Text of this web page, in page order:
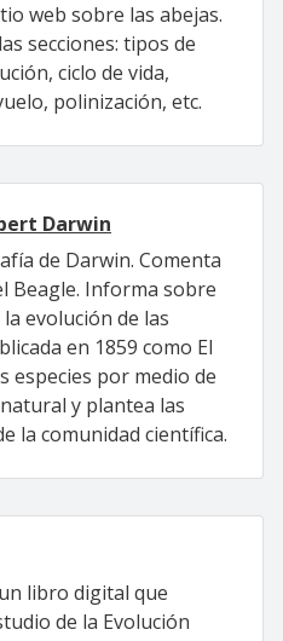
web sobre las abejas.
secciones: tipos de
ciclo de vida,
polinización, etc.
Darwin
de Darwin. Comenta
Beagle. Informa sobre
evolución de las
en 1859 como El
especies por medio de
y plantea las
la comunidad científica.
libro digital que
de la Evolución